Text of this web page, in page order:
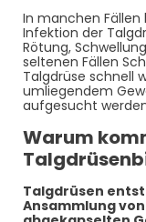
In manchen Fällen
Infektion der
Rötung,
seltenen Fällen
Talgdrüse schnell
umliegendem
aufgesucht
Warum
Talgdrüsen
Ansammlung